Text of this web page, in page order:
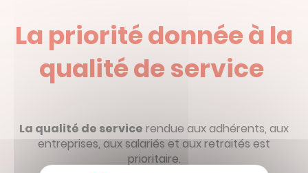
La priorité donnée à la
qualité de service
La qualité de service rendue aux adhérents, aux
entreprises, aux salariés et aux retraités est
prioritaire.